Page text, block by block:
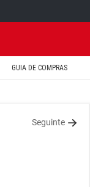
GUIA DE COMPRAS
Seguinte